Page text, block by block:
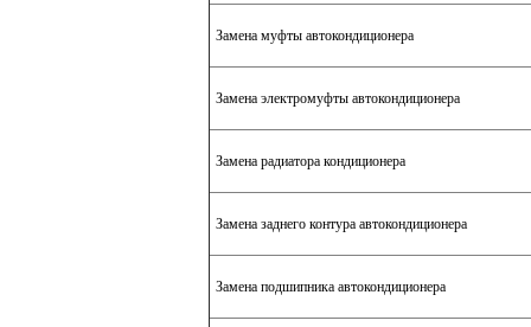
Замена муфты автокондиционера
Замена электромуфты автокондиционера
Замена радиатора кондиционера
Замена заднего контура автокондиционера
Замена подшипника автокондиционера